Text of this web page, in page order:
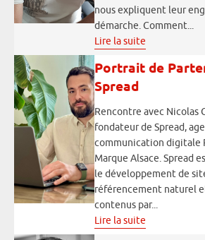
nous expliquent leur
démarche. Comment...
Lire la suite
Portrait de
Spread
Rencontre avec Nicolas
fondateur de Spread,
communication digitale
Marque Alsace. Spread
le développement de
référencement naturel
contenus par...
Lire la suite